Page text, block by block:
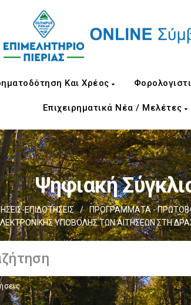
Και Χρέος
Επιχειρηματικά Νέα / Μελέτες
Ψηφιακή
ΕΠΙΔΟΤΗΣΕΙΣ / ΠΡΟΓΡΑΜΜΑΤΑ -
ΥΠΟΒΟΛΗΣ ΤΩΝ ΑΙΤΗΣΕΩΝ ΣΤΗ